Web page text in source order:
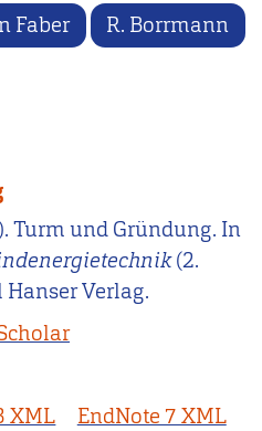
Faber R. Borrmann
Turm und Gründung. In
(2.
Verlag.
XML
EndNote 7 XML